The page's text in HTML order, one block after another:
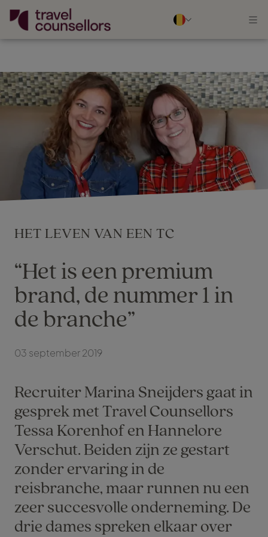
HET LEVEN VAN EEN TC
“Het is een premium
brand, de nummer 1 in
de branche”
03 september 2019
Recruiter Marina Sneijders gaat in
gesprek met Travel Counsellors
Tessa Korenhof en Hannelore
Verschut. Beiden zijn ze gestart
zonder ervaring in de
reisbranche, maar runnen nu een
zeer succesvolle onderneming. De
drie dames spreken elkaar over